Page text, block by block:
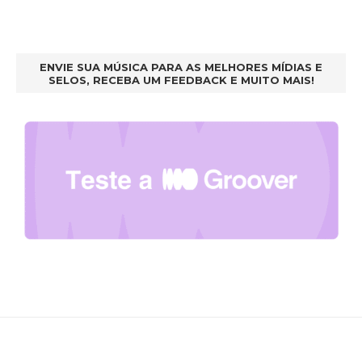
ENVIE SUA MÚSICA PARA AS MELHORES MÍDIAS E
SELOS, RECEBA UM FEEDBACK E MUITO MAIS!